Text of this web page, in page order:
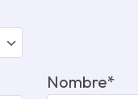
Nombre*